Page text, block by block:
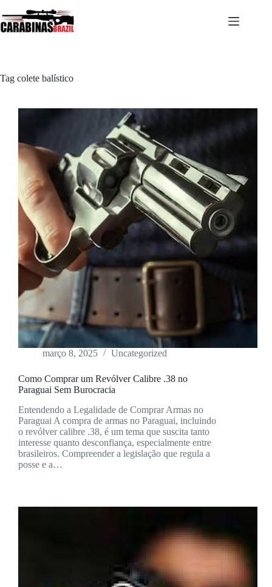
para
o
Tag colete balístico
março 8, 2025 Uncategorized
Como Comprar um Revólver Calibre .38 no
Paraguai Sem Burocracia
Entendendo a Legalidade de Comprar Armas no
Paraguai A compra de armas no Paraguai, incluindo
o revólver calibre .38, é um tema que suscita tanto
interesse quanto desconfiança, especialmente entre
brasileiros. Compreender a legislação que regula a
posse e a…